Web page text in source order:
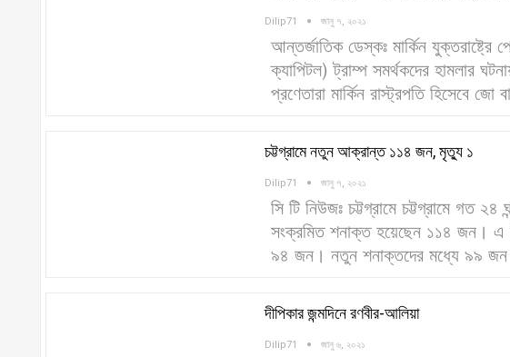
Dilip71 জানু ৭, ২০২১
আন্তর্জাতিক ডেস্কঃ মার্কিন যুক্তরাষ্ট্রে
ক্যাপিটল) ট্রাম্প সমর্থকদের হামলার
প্রণেতারা মার্কিন রাস্ট্রপতি হিসেবে
চট্টগ্রামে নতুন আক্রান্ত ১১৪ জন, মৃত্যু ১
Dilip71 জানু ৭, ২০২১
সি টি নিউজঃ চট্টগ্রামে চট্টগ্রামে গত
সংক্রমিত শনাক্ত হয়েছেন ১১৪ জন। এ
৯৪ জন। নতুন শনাক্তদের মধ্যে ৯৯
দীপিকার জন্মদিনে রণবীর-আলিয়া
Dilip71 জানু ৬, ২০২১